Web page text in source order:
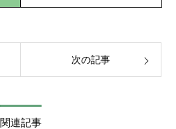
次の記事
関連記事